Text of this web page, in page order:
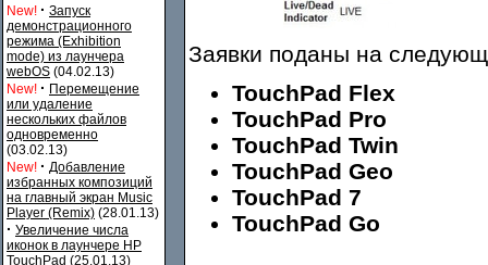
New! · Запуск
демонстрационного
режима (Exhibition
mode) из лаунчера
webOS (04.02.13)
New! · Перемещение
или удаление
нескольких файлов
одновременно
(03.02.13)
New! · Добавление
избранных композиций
на главный экран Music
Player (Remix) (28.01.13)
· Увеличение числа
иконок в лаунчере HP
TouchPad (25.01.13)
Заявки поданы на
TouchPad Flex
TouchPad Pro
TouchPad Twin
TouchPad Geo
TouchPad 7
TouchPad Go